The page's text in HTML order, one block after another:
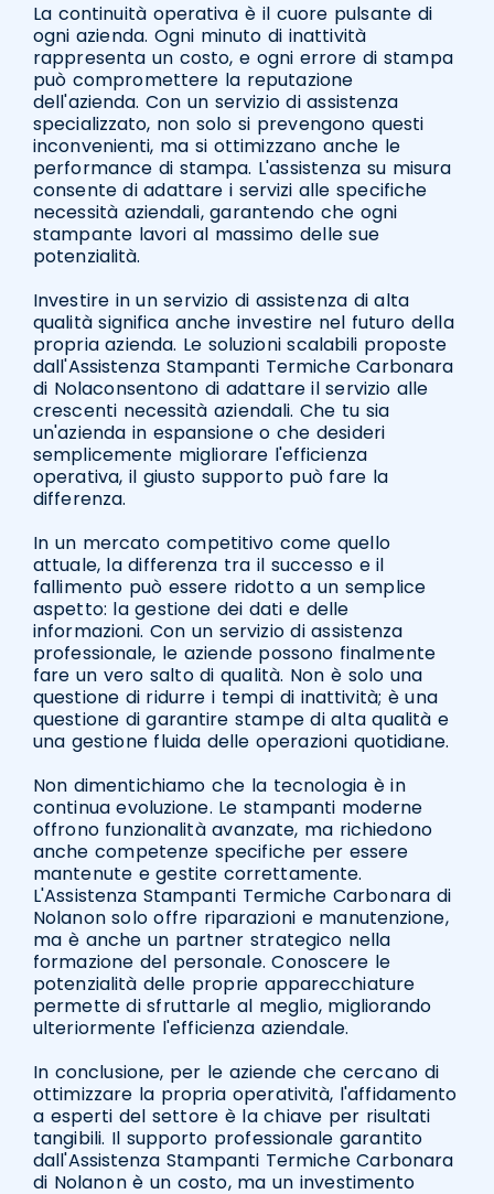
La continuità operativa è il cuore pulsante di
ogni azienda. Ogni minuto di inattività
rappresenta un costo, e ogni errore di stampa
può compromettere la reputazione
dell'azienda. Con un servizio di assistenza
specializzato, non solo si prevengono questi
inconvenienti, ma si ottimizzano anche le
performance di stampa. L'assistenza su misura
consente di adattare i servizi alle specifiche
necessità aziendali, garantendo che ogni
stampante lavori al massimo delle sue
potenzialità.
Investire in un servizio di assistenza di alta
qualità significa anche investire nel futuro della
propria azienda. Le soluzioni scalabili proposte
dall'Assistenza Stampanti Termiche Carbonara
di Nolaconsentono di adattare il servizio alle
crescenti necessità aziendali. Che tu sia
un'azienda in espansione o che desideri
semplicemente migliorare l'efficienza
operativa, il giusto supporto può fare la
differenza.
In un mercato competitivo come quello
attuale, la differenza tra il successo e il
fallimento può essere ridotto a un semplice
aspetto: la gestione dei dati e delle
informazioni. Con un servizio di assistenza
professionale, le aziende possono finalmente
fare un vero salto di qualità. Non è solo una
questione di ridurre i tempi di inattività; è una
questione di garantire stampe di alta qualità e
una gestione fluida delle operazioni quotidiane.
Non dimentichiamo che la tecnologia è in
continua evoluzione. Le stampanti moderne
offrono funzionalità avanzate, ma richiedono
anche competenze specifiche per essere
mantenute e gestite correttamente.
L'Assistenza Stampanti Termiche Carbonara di
Nolanon solo offre riparazioni e manutenzione,
ma è anche un partner strategico nella
formazione del personale. Conoscere le
potenzialità delle proprie apparecchiature
permette di sfruttarle al meglio, migliorando
ulteriormente l'efficienza aziendale.
In conclusione, per le aziende che cercano di
ottimizzare la propria operatività, l'affidamento
a esperti del settore è la chiave per risultati
tangibili. Il supporto professionale garantito
dall'Assistenza Stampanti Termiche Carbonara
di Nolanon è un costo, ma un investimento